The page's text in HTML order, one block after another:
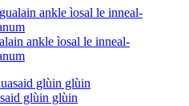
ankle ìosal le inneal-
glùin glùin